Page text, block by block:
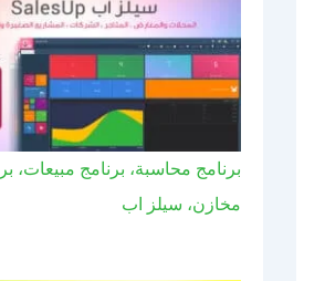
برنامج محاسبة، برنامج مبيعات،
مخازن، سيلز اب